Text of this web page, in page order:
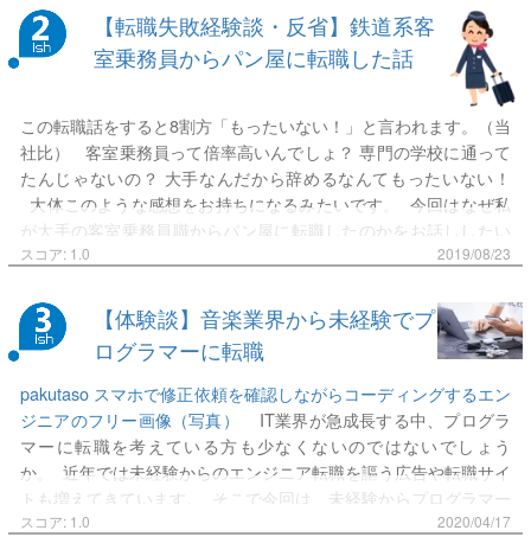
からとりあえずは１６万からね 休日日数月８日以上→社員が少な
いから今は大体５日前後かな 希望休自由のシフト制→社員が少な
いからそんなの無理だよ ちなみにこれは面接時は説明されず、
全て就職後に発覚しました。 それを指摘すると「社会人なのに
これくらい常識でわかるでしょ！！」とキレられ、この時点（１
ヶ月目）で既に辞める決意をしました。 ●次こそ転職を成功さ
せるために 転職１ヶ月目で既に辞める決意をした私。次こそ
は失敗をしたくないという思いから今回失敗したフィードバック
をしました。 敗因としては、 ①求人票の好条件を鵜呑みにし
た。②誰にも相談せずに転職活動をした。 この二つだと思いまし
た。 ①に関しては完全に研究不足です。そもそも、求人票に良い
ことを書き並べて応募者を釣るような企業が悪いのですが、そこ
は面接で突っ込むべきだったと反省しました。 「求人票に書い
てあることを１００％信じてはいけない」という教訓を学び、次
の相談を第３者に聞いてもらうべきでした。転職を経験した人
や、友人でも。現状を相談すればなにかアドバイスがもらえたり
もしかしたら、「そこは前から求人が出続けてるから怪しい」な
どの情報が得られたかもしれないのです。 ●反省を生かして、
いざ転職へ…！ そこで私は転職後の働き方で何を求めているかを
洗い出しました。私の場合は趣味に時間を使いたかったので 休
【転職失敗経験談・反省】鉄道系客
室乗務員からパン屋に転職した話
この転職話をすると8割方「もったいない！」と言われます。（当
社比） 客室乗務員って倍率高いんでしょ？ 専門の学校に通って
たんじゃないの？ 大手なんだから辞めるなんてもったいない！
大体このような感想をお持ちになるみたいです。 今回はなぜ私
が大手の客室乗務員職からパン屋に転職したのかをお話ししたい
と思います。業界を目指している人や転職活動中の方の参考にな
に就いたきっかけについては前回の記事 を参考にしてみてくださ
いね。 入社して3年ほど経ったくらいで日に日に増していく思
い…それは 「毎日家のベッドで寝たい」 理由それ？？ と思
うでしょう。帰宅貴族のみなさまは！ 毎日いろいろな列車に乗
りながらお客様にお弁当を売ったりコーヒーを売ったりしていた
わけですが、遅い時間の列車に乗務すると帰りは翌日になりま
す。 例えで言うと、看護師さんの夜勤のような感じです。 大抵
の乗務は2人一組で行うのですが、その相方が怖い先輩だった時の
絶望感といったら、丸1日以上も一緒に行動しなくてはいけないス
トレスたるや。 日帰りで帰ってこられるはずのシフトだったとし
スコア: 1.0 2019/08/23
【体験談】音楽業界から未経験でプ
ログラマーに転職
pakutaso スマホで修正依頼を確認しながらコーディングするエン
ジニアのフリー画像（写真）
IT業界が急成長する中、プログラ
マーに転職を考えている方も少なくないのではないでしょう
か。 近年では未経験からのエンジニア転職を謳う広告や転職サイ
トも増えてきています。 そこで今回は、未経験からプログラマー
になるにはどのようなプロセスを踏んで行くべきなのかを、私の
スコア: 1.0 2020/04/17